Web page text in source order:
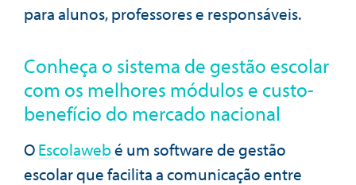
para alunos, professores e responsáveis.
Conheça o sistema de gestão escolar
com os melhores módulos e custo-
benefício do mercado nacional
OEscolawebé um software de gestão
escolar que facilita a comunicação entre